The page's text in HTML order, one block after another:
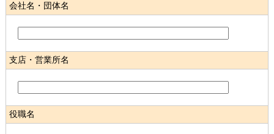
会社名・団体名
支店・営業所名
役職名